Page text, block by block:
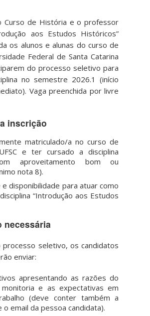
Curso de História e o professor
aos Estudos Históricos”
os alunos e alunas do curso de
Federal de Santa Catarina
do processo seletivo para
no semestre 2026.1 (início
Vaga preenchida por livre
inscrição
matriculado/a no curso de
e ter cursado a disciplina
aproveitamento bom ou
nota 8).
disponibilidade para atuar como
“Introdução aos Estudos
necessária
processo seletivo, os candidatos
enviar:
apresentando as razões do
e as expectativas em
(deve conter também a
o email da pessoa candidata).